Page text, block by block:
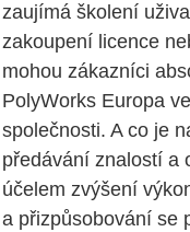
zaujímá školení
zakoupení licence
mohou zákazníci
PolyWorks Europa
společnosti. A co je
předávání znalostí a
účelem zvýšení
a přizpůsobování se